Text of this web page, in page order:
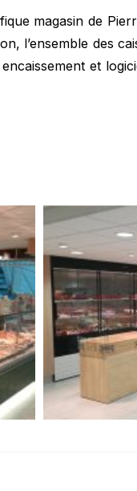
magasin de
l’ensemble des
et